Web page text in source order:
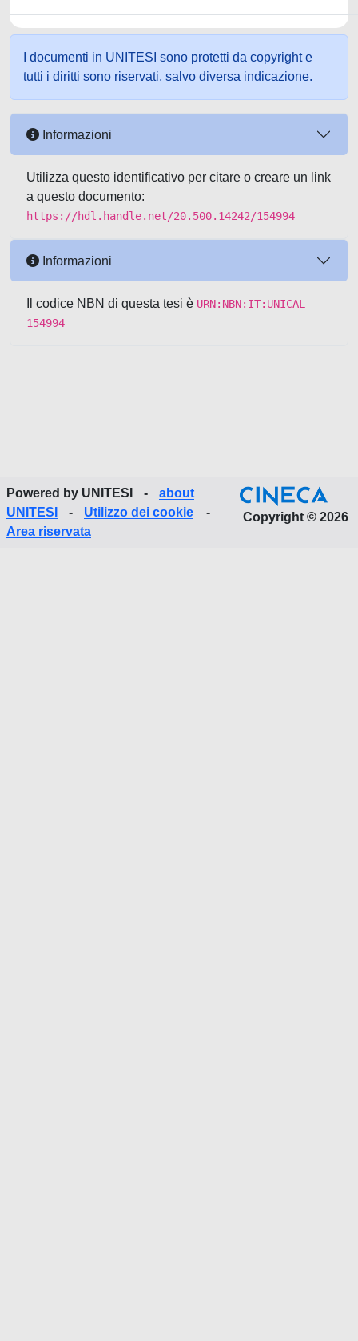
I documenti in UNITESI sono protetti da copyright e
tutti i diritti sono riservati, salvo diversa indicazione.
Informazioni
Utilizza questo identificativo per citare o creare un link
a questo documento:
https://hdl.handle.net/20.500.14242/154994
Informazioni
Il codice NBN di questa tesi è URN:NBN:IT:UNICAL-
154994
Powered by UNITESI -
about
UNITESI
- Utilizzo dei cookie
-
Area riservata
Copyright © 2026